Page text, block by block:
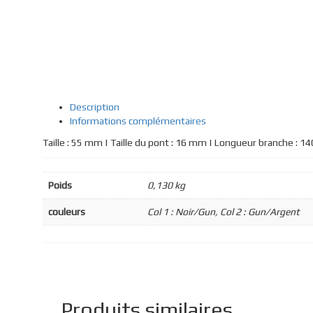
Description
Informations complémentaires
Taille : 55 mm | Taille du pont : 16 mm | Longueur branche :
Poids 0,130 kg
couleurs Col 1 : Noir/Gun, Col 2 : Gun/Argent